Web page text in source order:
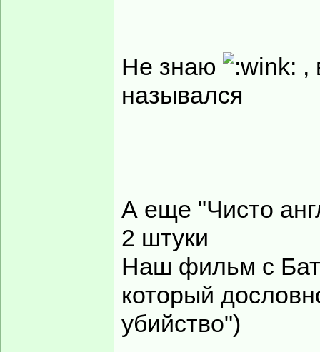
Не знаю
,
назывался
А еще "Чисто
2 штуки
Наш фильм с
который
убийство")